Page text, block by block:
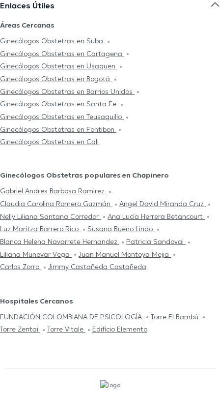
Enlaces Útiles
Áreas Cercanas
Ginecólogos Obstetras en Suba
Ginecólogos Obstetras en Cartagena
Ginecólogos Obstetras en Usaquen
Ginecólogos Obstetras en Bogotá
Ginecólogos Obstetras en Barrios Unidos
Ginecólogos Obstetras en Santa Fe
Ginecólogos Obstetras en Teusaquillo
Ginecólogos Obstetras en Fontibon
Ginecólogos Obstetras en Cali
Ginecólogos Obstetras populares en Chapinero
Gabriel Andres Barbosa Ramirez
Claudia Carolina Romero Guzmán
Angel David Miranda Cruz
Nelly Liliana Santana Corredor
Ana Lucía Herrera Betancourt
Luz Maritza Barrero Rico
Susana Bueno Lindo
Blanca Helena Navarrete Hernandez
Patricia Sandoval
Liliana Munevar Vega
Juan Manuel Montoya Mejia
Carlos Zorro
Jimmy Castañeda Castañeda
Hospitales Cercanos
FUNDACIÓN COLOMBIANA DE PSICOLOGÍA
Torre El Bambú
Torre Zentai
Torre Vitale Edificio Elemento